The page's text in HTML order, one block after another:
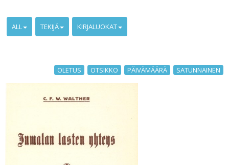
ALL TEKIJÄ KIRJALUOKAT
OLETUS OTSIKKO PÄIVÄMÄÄRÄ SATUNNAINEN